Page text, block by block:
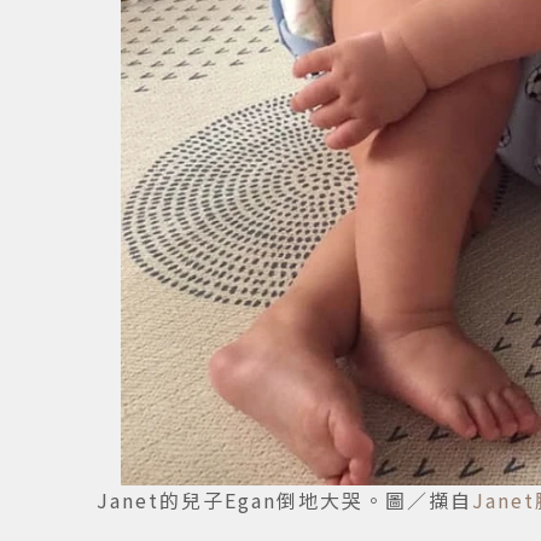
Janet的兒子Egan倒地大哭。圖／擷自 Janet